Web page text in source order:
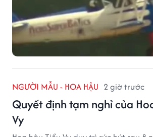
NGƯỜI MẪU - HOA HẬU 2 giờ trước
Quyết định tạm nghỉ của
Vy